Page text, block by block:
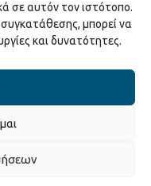
σε αυτόν τον ιστότοπο.
μπορεί να
και δυνατότητες.
Μουσικών Σχολείων
Δήμου Ξάνθης. All Rights